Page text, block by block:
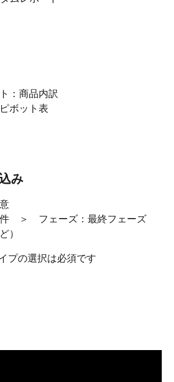
：商品内訳
ボット表
み
　＞　フェーズ：最終フェーズ
）
プの選択は必須です